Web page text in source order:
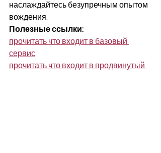
наслаждайтесь безупречным опытом
вождения.
Полезные ссылки:
прочитать что входит в базовый
сервис
прочитать что входит в продвинутый